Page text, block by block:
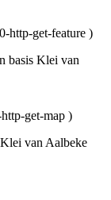
http-get-feature )
basis Klei van
get-map )
van Aalbeke